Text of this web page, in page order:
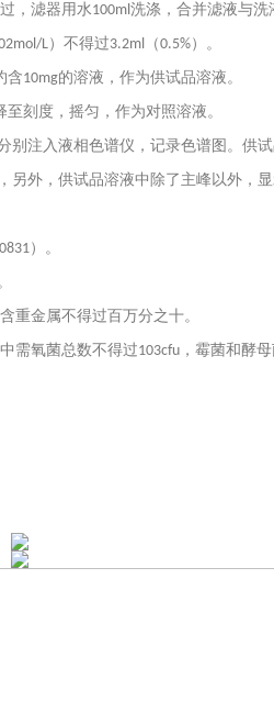
，滤器用水100ml洗涤，合并滤液与洗
L）不得过3.2ml （0.5%）。
含10mg的溶液，作为供试品溶液。
至刻度，摇匀，作为对照溶液。
分别注入液相色谱仪，记录色谱图。供
另外，供试品溶液中除了主峰以外，
0831）。
重金属不得过百万分之十。
需氧菌总数不得过103cfu ，霉菌和酵